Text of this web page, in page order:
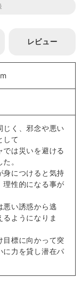
レビュー
じく、邪念や悪い
して
は災いを避ける
。
身につけると気持
理性的になる事が
悪い誘惑から逃
るようになりま
目標に向かって突
に力を貸し潜在パ